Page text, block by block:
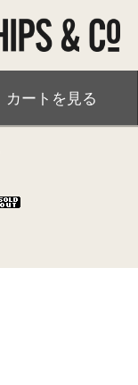
カートを見る